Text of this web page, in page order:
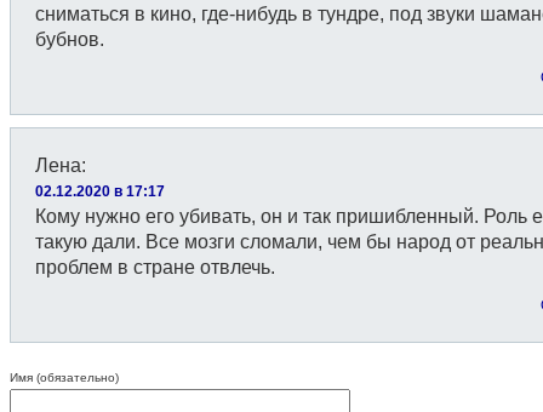
сниматься в кино, где-нибудь в тундре, под звуки
бубнов.
Лена:
02.12.2020 в 17:17
Кому нужно его убивать, он и так пришибленный. Роль
такую дали. Все мозги сломали, чем бы народ от
проблем в стране отвлечь.
Имя (обязательно)